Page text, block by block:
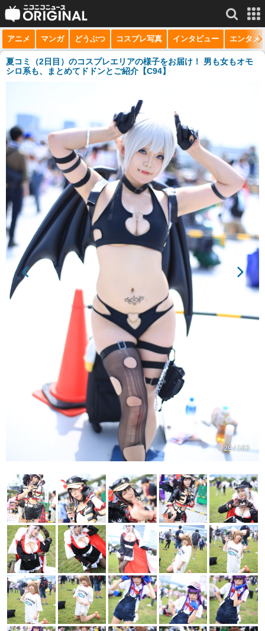
サービス一覧 もっと見る
niconico
ニュース
チャンネル
マンガ
ニコニコQ
アニメ マンガ どうぶつ コスプレ写真 インタビュー エンタメ
夏コミ（2日目）のコスプレエリアの様子をお届け！ 男も女もオモ
シロ系も、まとめてドドンとご紹介【C94】
29 / 163